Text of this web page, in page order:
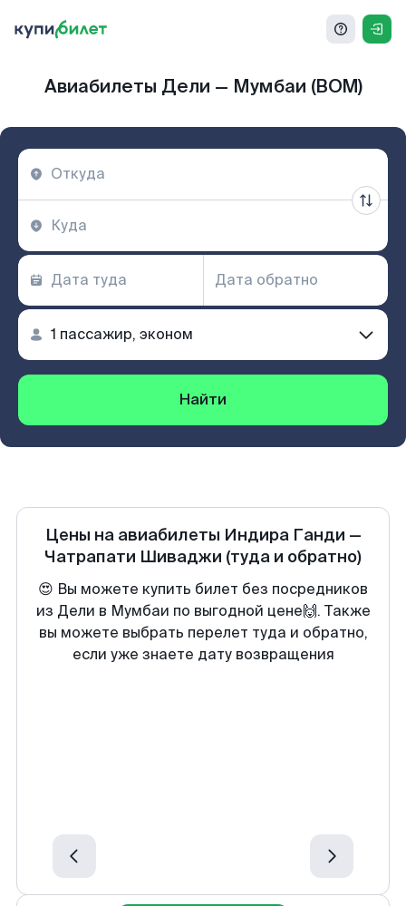
Авиабилеты Дели — Мумбаи (BOM)
Найти
Цены на авиабилеты Индира Ганди —
Чатрапати Шиваджи (туда и обратно)
😍 Вы можете купить билет без посредников
из Дели в Мумбаи по выгодной цене🙌. Также
вы можете выбрать перелет туда и обратно,
если уже знаете дату возвращения